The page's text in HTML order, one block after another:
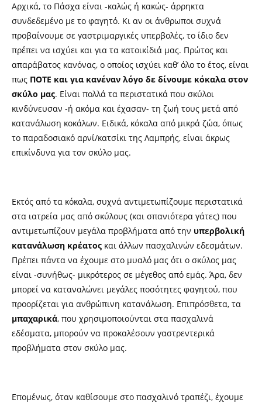
Αρχικά, το Πάσχα είναι -καλώς ή κακώς- άρρηκτα
συνδεδεμένο με το φαγητό. Κι αν οι άνθρωποι συχνά
προβαίνουμε σε γαστριμαργικές υπερβολές, το ίδιο δεν
πρέπει να ισχύει και για τα κατοικίδιά μας. Πρώτος και
απαράβατος κανόνας, ο οποίος ισχύει καθ’ όλο το έτος, είναι
πως ΠΟΤΕ και για κανέναν λόγο δε δίνουμε κόκαλα στον
σκύλο μας. Είναι πολλά τα περιστατικά που σκύλοι
κινδύνευσαν -ή ακόμα και έχασαν- τη ζωή τους μετά από
κατανάλωση κοκάλων. Ειδικά, κόκαλα από μικρά ζώα, όπως
το παραδοσιακό αρνί/κατσίκι της Λαμπρής, είναι άκρως
επικίνδυνα για τον σκύλο μας.
Εκτός από τα κόκαλα, συχνά αντιμετωπίζουμε περιστατικά
στα ιατρεία μας από σκύλους (και σπανιότερα γάτες) που
αντιμετωπίζουν μεγάλα προβλήματα από την υπερβολική
κατανάλωση κρέατος και άλλων πασχαλινών εδεσμάτων.
Πρέπει πάντα να έχουμε στο μυαλό μας ότι ο σκύλος μας
είναι -συνήθως- μικρότερος σε μέγεθος από εμάς. Άρα, δεν
μπορεί να καταναλώνει μεγάλες ποσότητες φαγητού, που
προορίζεται για ανθρώπινη κατανάλωση. Επιπρόσθετα, τα
μπαχαρικά, που χρησιμοποιούνται στα πασχαλινά
εδέσματα, μπορούν να προκαλέσουν γαστρεντερικά
προβλήματα στον σκύλο μας.
Επομένως, όταν καθίσουμε στο πασχαλινό τραπέζι, έχουμε